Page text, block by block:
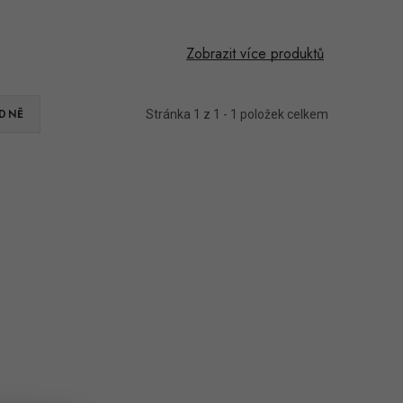
Zobrazit více produktů
Stránka 1 z 1 - 1 položek celkem